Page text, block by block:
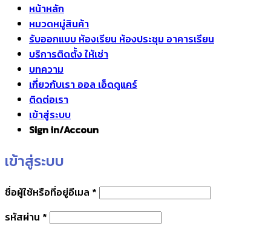
หน้าหลัก
หมวดหมู่สินค้า
รับออกแบบ ห้องเรียน ห้องประชุม อาคารเรียน
บริการติดตั้ง ให้เช่า
บทความ
เกี่ยวกับเรา ออล เอ็ดดูแคร์
ติดต่อเรา
เข้าสู่ระบบ
Sign in/Accoun
เข้าสู่ระบบ
ชื่อผู้ใช้หรือที่อยู่อีเมล * ต้องการ
รหัสผ่าน * ต้องการ